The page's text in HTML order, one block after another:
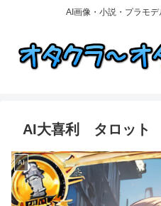
AI画像・小説・プラモ
AI大喜利 タロット
AI